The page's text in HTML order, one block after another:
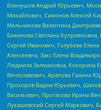
Блинушов Андрей Юрьевич,
Михайлович, Симонов Алексей
Мельникова Валентина
Баженова Светлана
Сергей Иванович, Голубева
Алексеевна, Закс Елена
Людмила Залмановна, Кокорина
Вячеславович, Арапова Галина
Прохоров Вадим Юрьевич,
Васильевич, Протасова Ирина
Лукашевский Сергей Маркович,